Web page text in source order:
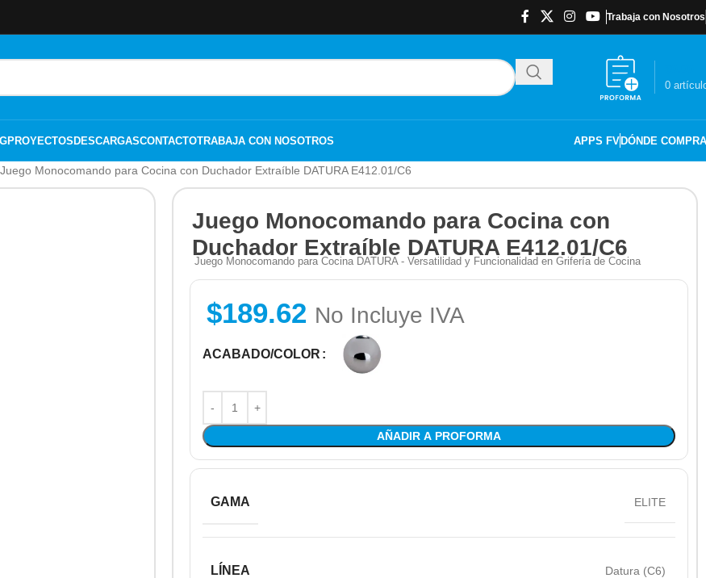
Trabaja con Nosotros
0
PROYECTOSDESCARGASCONTACTOTRABAJA CON NOSOTROS APPS FVDÓNDE
Juego Monocomando para Cocina con Duchador Extraíble DATURA E412.01/C6
Juego Monocomando para Cocina con
Duchador Extraíble DATURA E412.01/C6
Juego Monocomando para Cocina DATURA - Versatilidad y Funcionalidad en Grifería de Cocina
$189.62 No Incluye IVA
ACABADO/COLOR
AÑADIR A PROFORMA
GAMA ELITE
LÍNEA Datura (C6)